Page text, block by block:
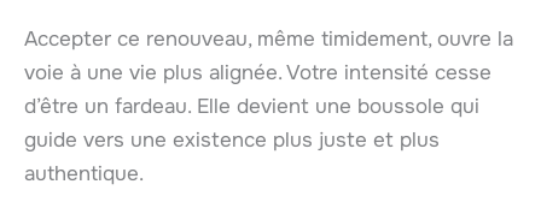
Accepter ce renouveau, même timidement, ouvre la
voie à une vie plus alignée. Votre intensité cesse
d’être un fardeau. Elle devient une boussole qui
guide vers une existence plus juste et plus
authentique.